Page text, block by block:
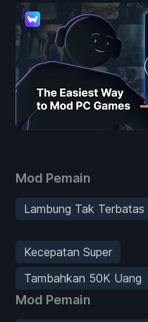
Mod Pemain
Lambung Tak Terbatas
Kecepatan Super
Tambahkan 50K Uang
Mod Pemain